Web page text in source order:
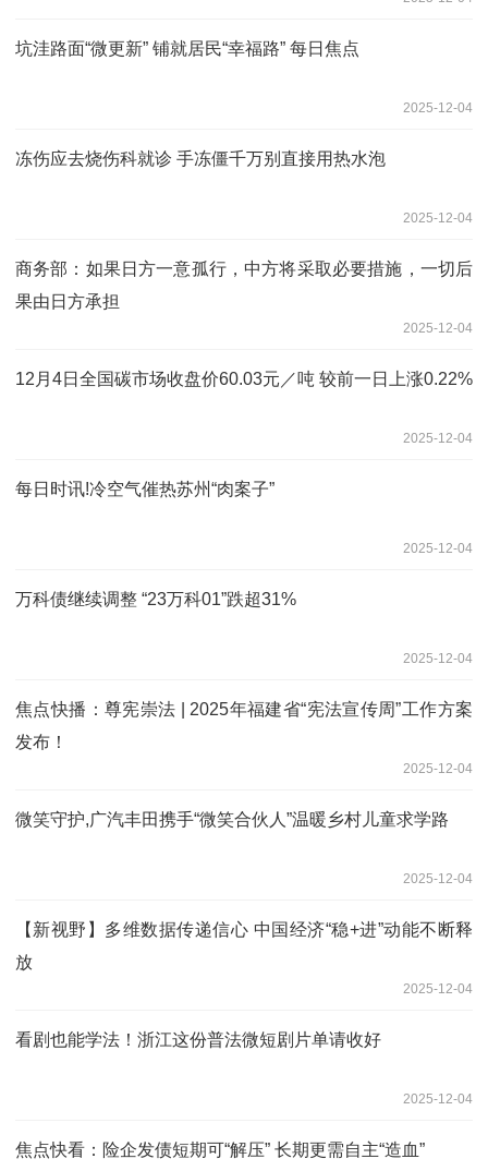
坑洼路面“微更新” 铺就居民“幸福路” 每日焦点
2025-12-04
冻伤应去烧伤科就诊 手冻僵千万别直接用热水泡
2025-12-04
商务部：如果日方一意孤行，中方将采取必要措施，一切后
果由日方承担
2025-12-04
12月4日全国碳市场收盘价60.03元／吨 较前一日上涨0.22%
2025-12-04
每日时讯!冷空气催热苏州“肉案子”
2025-12-04
万科债继续调整 “23万科01”跌超31%
2025-12-04
焦点快播：尊宪崇法 | 2025年福建省“宪法宣传周”工作方案
发布！
2025-12-04
微笑守护,广汽丰田携手“微笑合伙人”温暖乡村儿童求学路
2025-12-04
【新视野】多维数据传递信心 中国经济“稳+进”动能不断释
放
2025-12-04
看剧也能学法！浙江这份普法微短剧片单请收好
2025-12-04
焦点快看：险企发债短期可“解压” 长期更需自主“造血”